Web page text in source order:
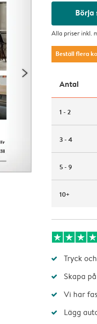
Börja
Alla priser inkl.
Beställ flera
Antal
1 - 2
3 - 4
5 - 9
10+
Tryck
Skapa
Vi har
Lägg